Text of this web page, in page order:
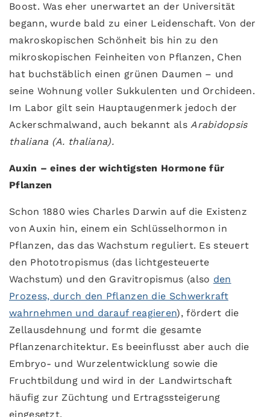
Boost. Was eher unerwartet an der Universität
begann, wurde bald zu einer Leidenschaft. Von der
makroskopischen Schönheit bis hin zu den
mikroskopischen Feinheiten von Pflanzen, Chen
hat buchstäblich einen grünen Daumen – und
seine Wohnung voller Sukkulenten und Orchideen.
Im Labor gilt sein Hauptaugenmerk jedoch der
Ackerschmalwand, auch bekannt alsArabidopsis
thaliana (A. thaliana).
Auxin – eines der wichtigsten Hormone für
Pflanzen
Schon 1880 wies Charles Darwin auf die Existenz
von Auxin hin, einem ein Schlüsselhormon in
Pflanzen, das das Wachstum reguliert. Es steuert
den Phototropismus (das lichtgesteuerte
Wachstum) und den Gravitropismus (also den
Prozess, durch den Pflanzen die Schwerkraft
wahrnehmen und darauf reagieren), fördert die
Zellausdehnung und formt die gesamte
Pflanzenarchitektur. Es beeinflusst aber auch die
Embryo- und Wurzelentwicklung sowie die
Fruchtbildung und wird in der Landwirtschaft
häufig zur Züchtung und Ertragssteigerung
eingesetzt.